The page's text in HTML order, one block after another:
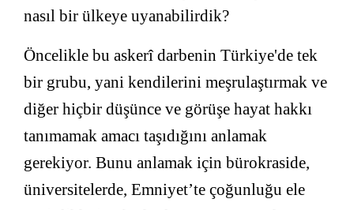
nasıl bir ülkeye uyanabilirdik?
Öncelikle bu askerî darbenin Türkiye'de tek
bir grubu, yani kendilerini meşrulaştırmak ve
diğer hiçbir düşünce ve görüşe hayat hakkı
tanımamak amacı taşıdığını anlamak
gerekiyor. Bunu anlamak için bürokraside,
üniversitelerde, Emniyet’te çoğunluğu ele